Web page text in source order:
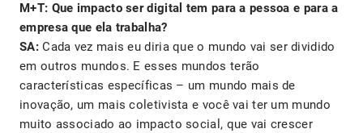
M+T: Que impacto ser digital tem para a pessoa e para a
empresa que ela trabalha?
SA:Cada vez mais eu diria que o mundo vai ser dividido
em outros mundos. E esses mundos terão
características específicas – um mundo mais de
inovação, um mais coletivista e você vai ter um mundo
muito associado ao impacto social, que vai crescer